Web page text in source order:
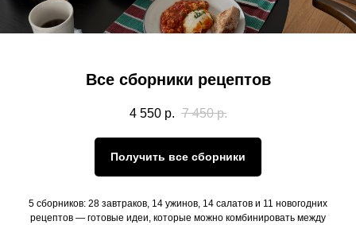
Все сборники рецептов
4 550 р. 7 450 р.
Получить все сборники
5 сборников: 28 завтраков, 14 ужинов, 14 салатов и 11 новогодних
рецептов — готовые идеи, которые можно комбинировать между